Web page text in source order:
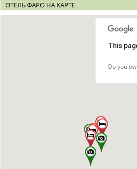
ОТЕЛЬ ФАРО НА КАРТЕ
This
Do you